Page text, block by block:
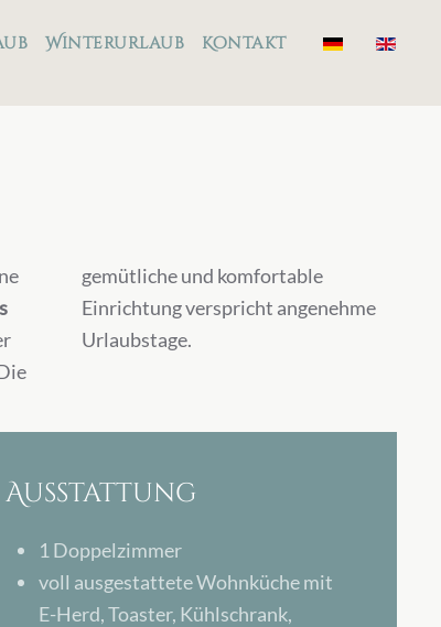
Winterurlaub Kontakt
gemütliche und komfortable
Einrichtung verspricht angenehme
Urlaubstage.
Ausstattung
1 Doppelzimmer
voll ausgestattete Wohnküche mit
E-Herd, Toaster, Kühlschrank,